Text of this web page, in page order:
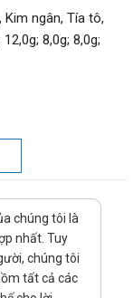
ngân, Tía tô,
8,0g; 8,0g;
cổ truyền Bảo
chúng tôi là
nhất. Tuy
chúng tôi
tất cả các